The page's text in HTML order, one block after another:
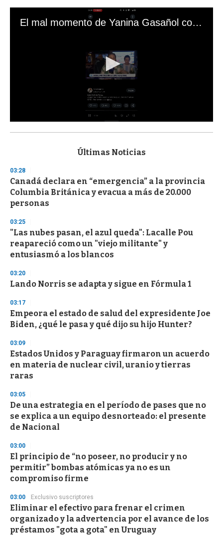
El mal momento de Yanina Gasañol con un hincha argentino en "Subrayado"
s
d
s
o
f
3
s
e
o
n
Últimas Noticias
03:28
Canadá declara en “emergencia” a la provincia
Columbia Británica y evacua a más de 20.000
personas
03:25
"Las nubes pasan, el azul queda": Lacalle Pou
reapareció como un "viejo militante" y
entusiasmó a los blancos
03:20
Lando Norris se adapta y sigue en Fórmula 1
03:17
Empeora el estado de salud del expresidente Joe
Biden, ¿qué le pasa y qué dijo su hijo Hunter?
03:09
Estados Unidos y Paraguay firmaron un acuerdo
en materia de nuclear civil, uranio y tierras
raras
03:05
De una estrategia en el período de pases que no
se explica a un equipo desnorteado: el presente
de Nacional
03:00
El principio de “no poseer, no producir y no
permitir” bombas atómicas ya no es un
compromiso firme
03:00 Exclusivo suscriptores
Eliminar el efectivo para frenar el crimen
organizado y la advertencia por el avance de los
préstamos "gota a gota" en Uruguay